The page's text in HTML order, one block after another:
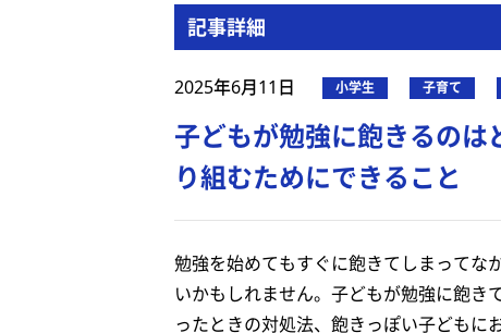
記事詳細
2025年6月11日 小学生 子育て
子どもが勉強に飽きるの
り組むためにできること
勉強を始めてもすぐに飽きてしまって
いかもしれません。子どもが勉強に飽き
ったときの対処法、飽きっぽい子どもに